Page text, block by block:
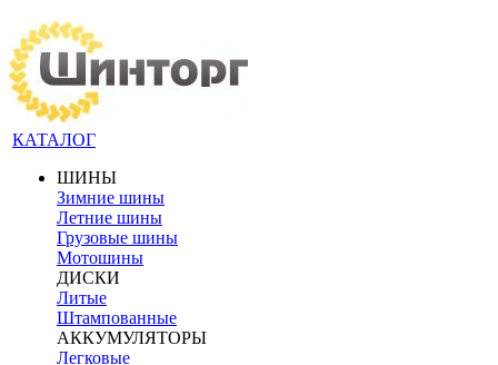
КАТАЛОГ
ШИНЫ
Зимние шины
Летние шины
Грузовые шины
Мотошины
ДИСКИ
Литые
Штампованные
АККУМУЛЯТОРЫ
Легковые